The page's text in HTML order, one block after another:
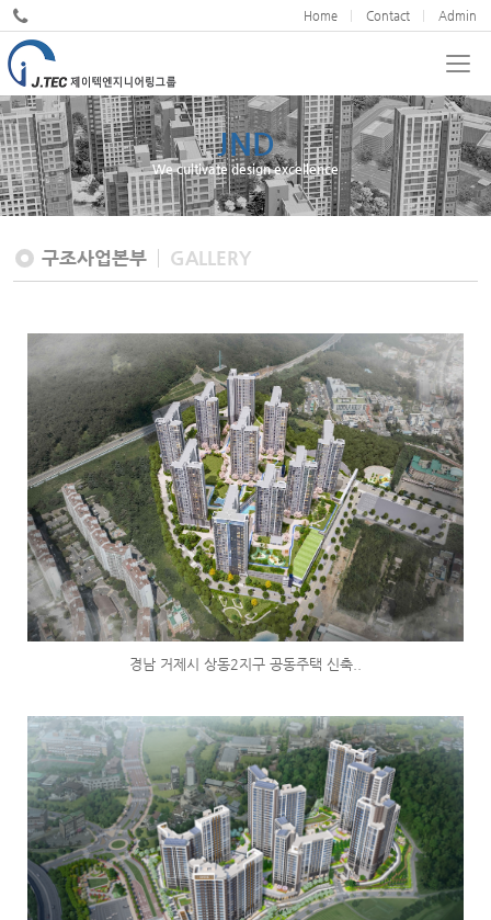
Home Contact Admin
JND
We cultivate design excellence
구조사업본부 GALLERY
경남 거제시 상동2지구 공동주택 신축..